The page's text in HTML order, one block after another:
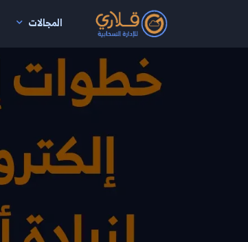
المجالات
انتقال إلى المحتوى الرئيسي